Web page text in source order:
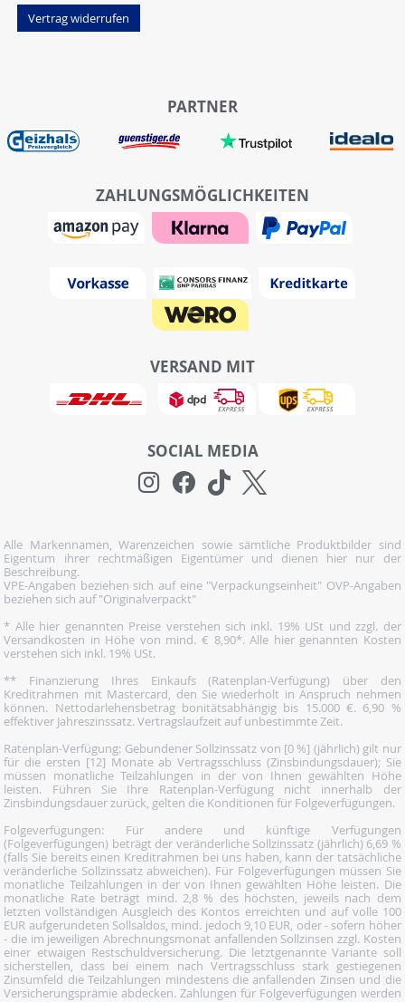
Vertrag widerrufen
PARTNER
ZAHLUNGSMÖGLICHKEITEN
VERSAND MIT
SOCIAL MEDIA
Alle Markennamen, Warenzeichen sowie sämtliche Produktbilder sind
Eigentum ihrer rechtmäßigen Eigentümer und dienen hier nur der
Beschreibung.
VPE-Angaben beziehen sich auf eine "Verpackungseinheit" OVP-Angaben
beziehen sich auf "Originalverpackt"
* Alle hier genannten Preise verstehen sich inkl. 19% USt und zzgl. der
Versandkosten in Höhe von mind. € 8,90*. Alle hier genannten Kosten
verstehen sich inkl. 19% USt.
** Finanzierung Ihres Einkaufs (Ratenplan-Verfügung) über den
Kreditrahmen mit Mastercard, den Sie wiederholt in Anspruch nehmen
können. Nettodarlehensbetrag bonitätsabhängig bis 15.000 €. 6,90 %
effektiver Jahreszinssatz. Vertragslaufzeit auf unbestimmte Zeit.
Ratenplan-Verfügung: Gebundener Sollzinssatz von [0 %] (jährlich) gilt nur
für die ersten [12] Monate ab Vertragsschluss (Zinsbindungsdauer); Sie
müssen monatliche Teilzahlungen in der von Ihnen gewählten Höhe
leisten. Führen Sie Ihre Ratenplan-Verfügung nicht innerhalb der
Zinsbindungsdauer zurück, gelten die Konditionen für Folgeverfügungen.
Folgeverfügungen: Für andere und künftige Verfügungen
(Folgeverfügungen) beträgt der veränderliche Sollzinssatz (jährlich) 6,69 %
(falls Sie bereits einen Kreditrahmen bei uns haben, kann der tatsächliche
veränderliche Sollzinssatz abweichen). Für Folgeverfügungen müssen Sie
monatliche Teilzahlungen in der von Ihnen gewählten Höhe leisten. Die
monatliche Rate beträgt mind. 2,8 % des höchsten, jeweils nach dem
letzten vollständigen Ausgleich des Kontos erreichten und auf volle 100
EUR aufgerundeten Sollsaldos, mind. jedoch 9,10 EUR, oder - sofern höher
- die im jeweiligen Abrechnungsmonat anfallenden Sollzinsen zzgl. Kosten
einer etwaigen Restschuldversicherung. Die letztgenannte Variante soll
sicherstellen, dass bei einem nach Vertragsschluss stark gestiegenen
Zinsumfeld die Teilzahlungen mindestens die anfallenden Zinsen und die
Versicherungsprämie abdecken. Zahlungen für Folgeverfügungen werden